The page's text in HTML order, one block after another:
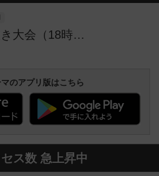
第１回 真剣ババ抜き大会（18時受け付け終了）
のアプリ版はこちら
ス数 急上昇中